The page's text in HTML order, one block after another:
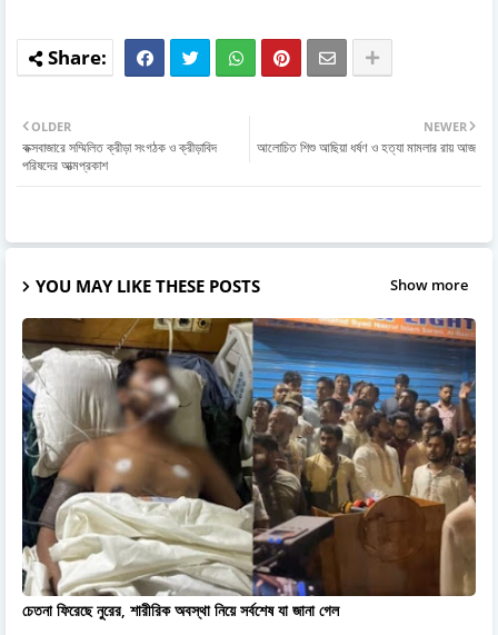
NEWER
আলোচিত শিশু আছিয়া ধর্ষণ ও হত্যা মামলার রায় আজ
OLDER
কক্সবাজারে সম্মিলিত ক্রীড়া সংগঠক ও ক্রীড়াবিদ
পরিষদের আত্মপ্রকাশ
YOU MAY LIKE THESE POSTS Show more
চেতনা ফিরেছে নুরের, শারীরিক অবস্থা নিয়ে সর্বশেষ যা জানা গেল